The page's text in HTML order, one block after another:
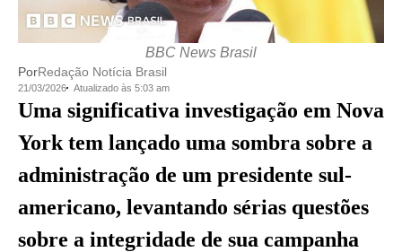
BBC News Brasil
PorRedação Notícia Brasil
21/03/2026 Atualizado às 5:03 am
Uma significativa investigação em Nova
York tem lançado uma sombra sobre a
administração de um presidente sul-
americano, levantando sérias questões
sobre a integridade de sua campanha